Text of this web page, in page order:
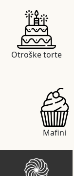
Otroške torte
Mafini